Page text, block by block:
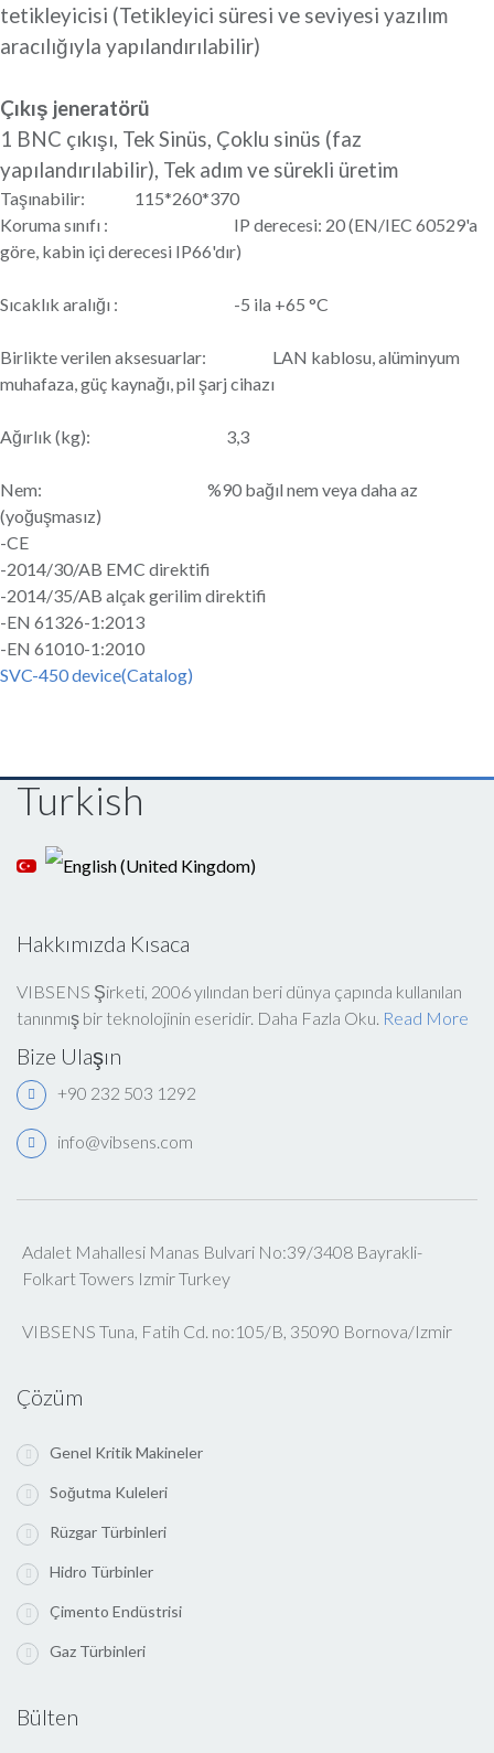
tetikleyicisi (Tetikleyici süresi ve seviyesi yazılım
aracılığıyla yapılandırılabilir)
Çıkış jeneratörü
1 BNC çıkışı, Tek Sinüs, Çoklu sinüs (faz
yapılandırılabilir), Tek adım ve sürekli üretim
Taşınabilir: 115*260*370
Koruma sınıfı : IP derecesi: 20 (EN/IEC 60529'a
göre, kabin içi derecesi IP66'dır)
Sıcaklık aralığı : -5 ila +65 °C
Birlikte verilen aksesuarlar: LAN kablosu, alüminyum
muhafaza, güç kaynağı, pil şarj cihazı
Ağırlık (kg): 3,3
Nem: %90 bağıl nem veya daha az
(yoğuşmasız)
-CE
-2014/30/AB EMC direktifi
-2014/35/AB alçak gerilim direktifi
-EN 61326-1:2013
-EN 61010-1:2010
SVC-450 device(Catalog)
Turkish
Hakkımızda Kısaca
VIBSENS Şirketi, 2006 yılından beri dünya çapında kullanılan
tanınmış bir teknolojinin eseridir. Daha Fazla Oku. Read More
Bize Ulaşın
+90 232 503 1292
info@vibsens.com
Adalet Mahallesi Manas Bulvari No:39/3408 Bayrakli-
Folkart Towers Izmir Turkey
VIBSENS Tuna, Fatih Cd. no:105/B, 35090 Bornova/Izmir
Çözüm
Genel Kritik Makineler
Soğutma Kuleleri
Rüzgar Türbinleri
Hidro Türbinler
Çimento Endüstrisi
Gaz Türbinleri
Bülten